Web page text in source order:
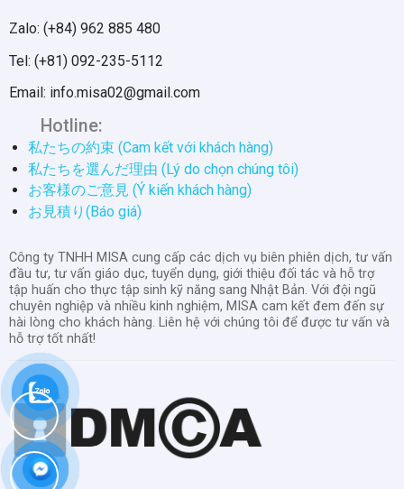
Zalo: (+84) 962 885 480
Tel: (+81) 092-235-5112
Email: info.misa02@gmail.com
Hotline:
私たちの約束 (Cam kết với khách hàng)
私たちを選んだ理由 (Lý do chọn chúng tôi)
お客様のご意見 (Ý kiến khách hàng)
お見積り(Báo giá)
Công ty TNHH MISA cung cấp các dịch vụ biên phiên dịch, tư vấn
đầu tư, tư vấn giáo dục, tuyển dụng, giới thiệu đối tác và hỗ trợ
tập huấn cho thực tập sinh kỹ năng sang Nhật Bản. Với đội ngũ
chuyên nghiệp và nhiều kinh nghiệm, MISA cam kết đem đến sự
hài lòng cho khách hàng. Liên hệ với chúng tôi để được tư vấn và
hỗ trợ tốt nhất!